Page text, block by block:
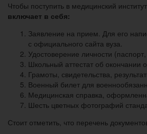
Чтобы поступить в медицинский
включает в себя:
Заявление на прием. Для его
с официального сайта вуза.
Удостоверение личности
Школьный аттестат об окончании
Грамоты, свидетельства,
Военный билет для
Медицинская справка,
Шесть цветных фотографий
Стоит отметить, что перечень